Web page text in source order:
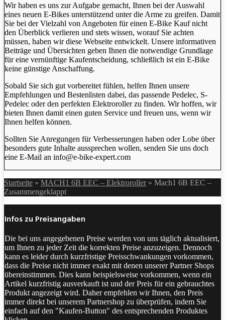
Wir haben es uns zur Aufgabe gemacht, Ihnen bei der Auswahl
eines neuen E-Bikes unterstützend unter die Arme zu greifen. Damit
Sie bei der Vielzahl von Angeboten für einen E-Bike Kauf nicht
den Überblick verlieren und stets wissen, worauf Sie achten
müssen, haben wir diese Webseite entwickelt. Unsere informativen
Beiträge und Übersichten geben Ihnen die notwendige Grundlage
für eine vernünftige Kaufentscheidung, schließlich ist ein E-Bike
keine günstige Anschaffung.
Sobald Sie sich gut vorbereitet fühlen, helfen Ihnen unsere
Empfehlungen und Bestenlisten dabei, das passende Pedelec, S-
Pedelec oder den perfekten Elektroroller zu finden. Wir hoffen, wir
bieten Ihnen damit einen guten Service und freuen uns, wenn wir
Ihnen helfen können.
Sollten Sie Anregungen für Verbesserungen haben oder Lobe über
besonders gute Inhalte aussprechen wollen, senden Sie uns doch
eine E-Mail an info@e-bike-expert.com
Startseite » MACH1 6B EEC – Elektroroller» Mach1 6B EEC –
Zusammengeklappt
Infos zu Preisangaben
Die bei uns angegebenen Preise werden von uns täglich aktualisiert,
um Ihnen zu jeder Zeit die korrekten Preise anzuzeigen. Dennoch
kann es leider durch kurzfristige Preisschwankungen vorkommen,
dass die Preise nicht immer exakt mit denen unserer Partner Shops
übereinstimmen. Dies kann beispielsweise vorkommen, wenn ein
Artikel kurzfristig ausverkauft ist und der Preis für ein gebrauchtes
Produkt angezeigt wird. Daher empfehlen wir Ihnen, den Preis
immer direkt bei unserem Partnershop zu überprüfen, indem Sie
einfach auf den "Kaufen-Button" des entsprechenden Produktes